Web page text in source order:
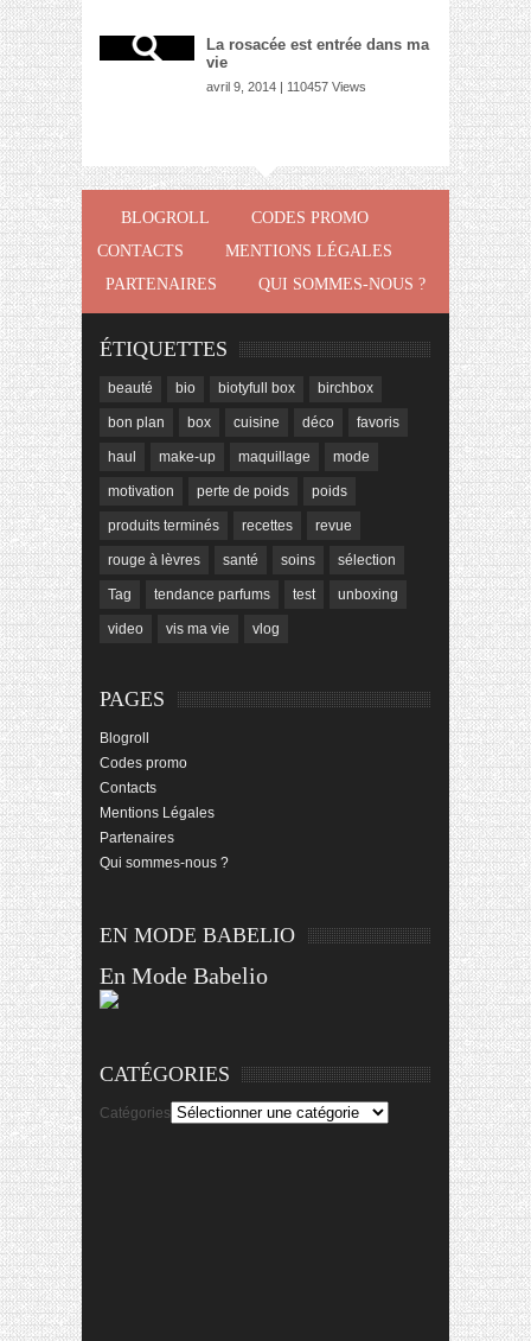
La rosacée est entrée dans ma
vie
avril 9, 2014 | 110457 Views
BLOGROLL
CODES PROMO
CONTACTS
MENTIONS LÉGALES
PARTENAIRES
QUI SOMMES-NOUS ?
ÉTIQUETTES
beauté bio biotyfull box birchbox
bon plan box cuisine déco favoris
haul make-up maquillage mode
motivation perte de poids poids
produits terminés recettes revue
rouge à lèvres santé soins sélection
Tag tendance parfums test unboxing
video vis ma vie vlog
PAGES
Blogroll
Codes promo
Contacts
Mentions Légales
Partenaires
Qui sommes-nous ?
EN MODE BABELIO
En Mode Babelio
CATÉGORIES
Catégories